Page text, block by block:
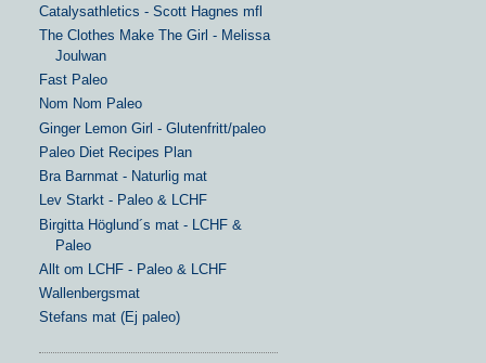
Catalysathletics - Scott Hagnes mfl
The Clothes Make The Girl - Melissa
Joulwan
Fast Paleo
Nom Nom Paleo
Ginger Lemon Girl - Glutenfritt/paleo
Paleo Diet Recipes Plan
Bra Barnmat - Naturlig mat
Lev Starkt - Paleo & LCHF
Birgitta Höglund´s mat - LCHF &
Paleo
Allt om LCHF - Paleo & LCHF
Wallenbergsmat
Stefans mat (Ej paleo)